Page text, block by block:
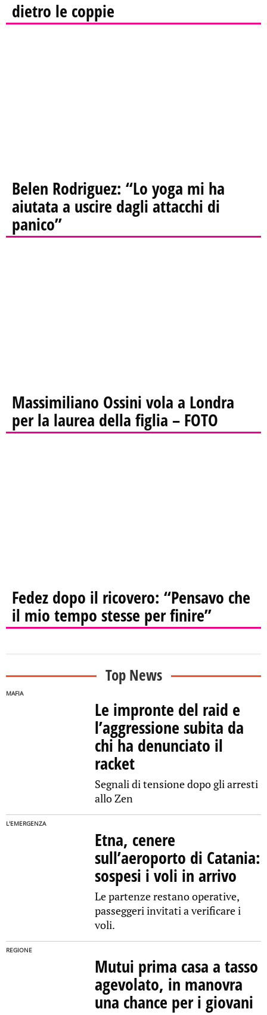
dietro le coppie
Belen Rodriguez: “Lo yoga mi ha
aiutata a uscire dagli attacchi di
panico”
Massimiliano Ossini vola a Londra
per la laurea della figlia – FOTO
Fedez dopo il ricovero: “Pensavo che
il mio tempo stesse per finire”
Top News
MAFIA
Le impronte del raid e
l’aggressione subita da
chi ha denunciato il
racket
Segnali di tensione dopo gli arresti
allo Zen
L'EMERGENZA
Etna, cenere
sull’aeroporto di Catania:
sospesi i voli in arrivo
Le partenze restano operative,
passeggeri invitati a verificare i
voli.
REGIONE
Mutui prima casa a tasso
agevolato, in manovra
una chance per i giovani